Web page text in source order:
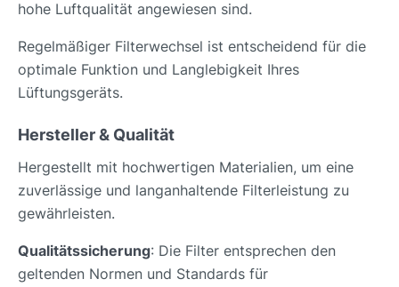
hohe Luftqualität angewiesen sind.
Regelmäßiger Filterwechsel ist entscheidend für die
optimale Funktion und Langlebigkeit Ihres
Lüftungsgeräts.
Hersteller & Qualität
Hergestellt mit hochwertigen Materialien, um eine
zuverlässige und langanhaltende Filterleistung zu
gewährleisten.
Qualitätssicherung: Die Filter entsprechen den
geltenden Normen und Standards für